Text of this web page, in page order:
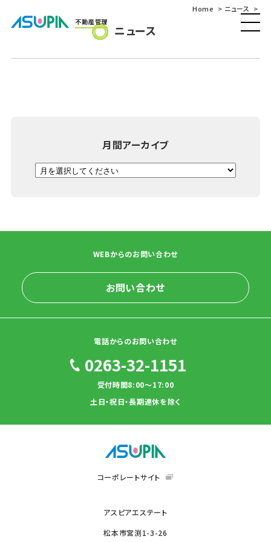
不動産管理
Home ニュース
ニュース
月間アーカイブ
WEBからのお問い合わせ
お問い合わせ
電話からのお問い合わせ
0263-32-1151
受付時間8:00～17:00
土日・祝日・長期連休を除く
コーポレートサイト
アスピアエステート
松本市宮渕1-3-26